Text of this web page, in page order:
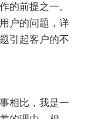
的前提之一。
户的问题，详
引起客户的不
相比，我是一